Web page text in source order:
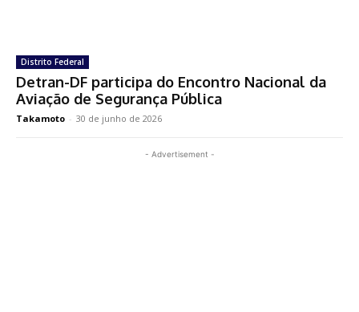
Distrito Federal
Detran-DF participa do Encontro Nacional da
Aviação de Segurança Pública
Takamoto - 30 de junho de 2026
- Advertisement -